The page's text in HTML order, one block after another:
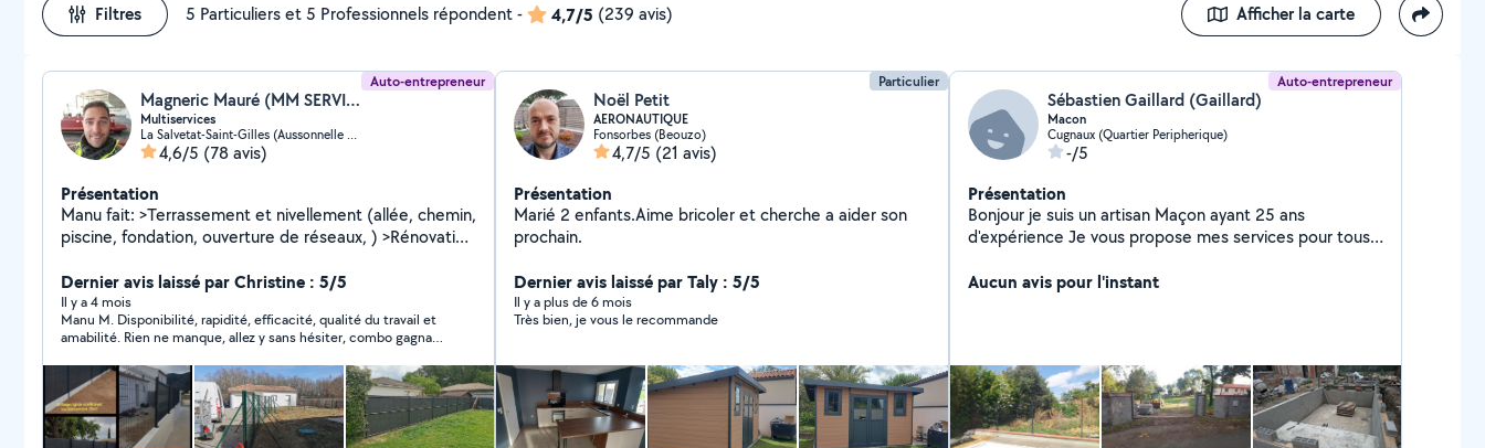
Filtres 5 Particuliers et 5 Professionnels répondent- 4,7/5 (239 avis) Afficher la carte
Auto-entrepreneur
Magneric Mauré (MM SERVICES 31)
Multiservices
La Salvetat-Saint-Gilles (Aussonnelle Rive Gauche)
4,6/5 (78 avis)
Présentation
Manu fait: >Terrassement et nivellement (allée, chemin,
piscine, fondation, ouverture de réseaux, ) >Rénovation
béton intérieur /extérieur. >Abri de jardin en bâti ou
autre. >Enduit gratté, écrasé, picot. >Cloture grillage
rigide et souple >Extension de maison (de À à Z) >Pose
de portail et pose de la motorisation. >Pose menuiserie
pvc, bois, aluminium. >Pose de vitrage >Pose tout
ouvrage métallique acier, alu, inox. >Pose serrurerie
particulier / professionnel. > Terrasse bois sur plot
Devis gratuits fourniture et pose.
Dernier avis laissé par Christine : 5/5
Il y a 4 mois
Manu M. Disponibilité, rapidité, efficacité, qualité du travail et
amabilité. Rien ne manque, allez y sans hésiter, combo gagnant
Particulier
Noël Petit
AERONAUTIQUE
Fonsorbes (Beouzo)
4,7/5 (21 avis)
Présentation
Marié 2 enfants.Aime bricoler et cherche a aider son
prochain.
Dernier avis laissé par Taly : 5/5
Il y a plus de 6 mois
Très bien, je vous le recommande
Auto-entrepreneur
Sébastien Gaillard (Gaillard)
Macon
Cugnaux (Quartier Peripherique)
-/5
Présentation
Bonjour je suis un artisan Maçon ayant 25 ans
d'expérience Je vous propose mes services pour tous
dallage, création d' ouverture dans des mur porteurs
de demandes
Aucun avis pour l'instant